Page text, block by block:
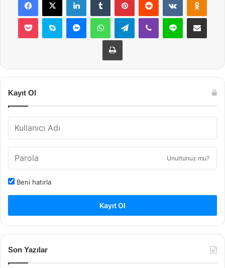
Pocket Skype MessengerWhatsAppTelegramViber Line E-Posta ile
Yazdır
Kayıt Ol
Unuttunuz mu?
Beni hatırla
Kayıt Ol
Son Yazılar